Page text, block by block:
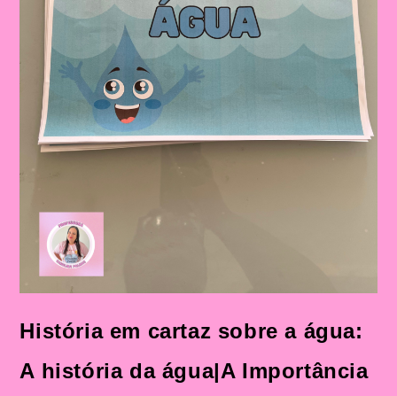
No
Ensino
Fundamental
História em cartaz sobre a água:
A história da água|A Importância